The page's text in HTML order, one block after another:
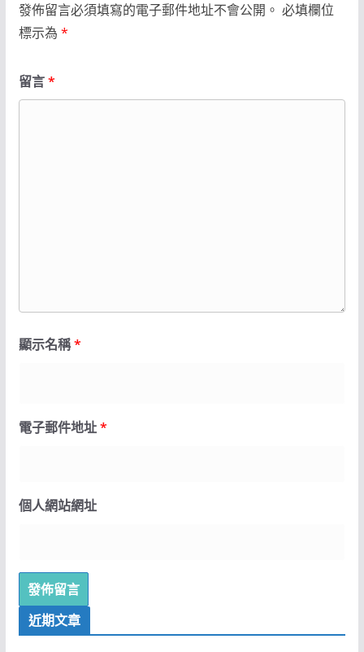
發佈留言必須填寫的電子郵件地址不會公開。 必填欄位
標示為 *
留言*
顯示名稱*
電子郵件地址*
個人網站網址
近期文章